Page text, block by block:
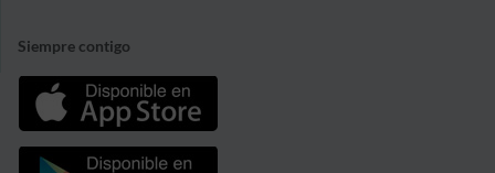
Siempre contigo